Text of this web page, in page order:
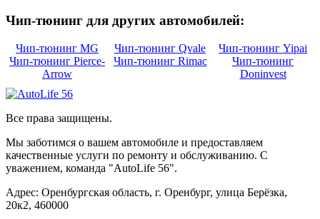
Чип-тюнинг для других автомобилей:
Чип-тюнинг MG Чип-тюнинг Qvale
Чип-тюнинг Yipai
Чип-тюнинг Pierce-
Arrow
Чип-тюнинг Rimac
Чип-тюнинг
Doninvest
Все права защищены.
Мы заботимся о вашем автомобиле и предоставляем
качественные услуги по ремонту и обслуживанию. С
уважением, команда "AutoLife 56".
Адрес: Оренбургская область, г. Оренбург, улица Берёзка,
20к2, 460000